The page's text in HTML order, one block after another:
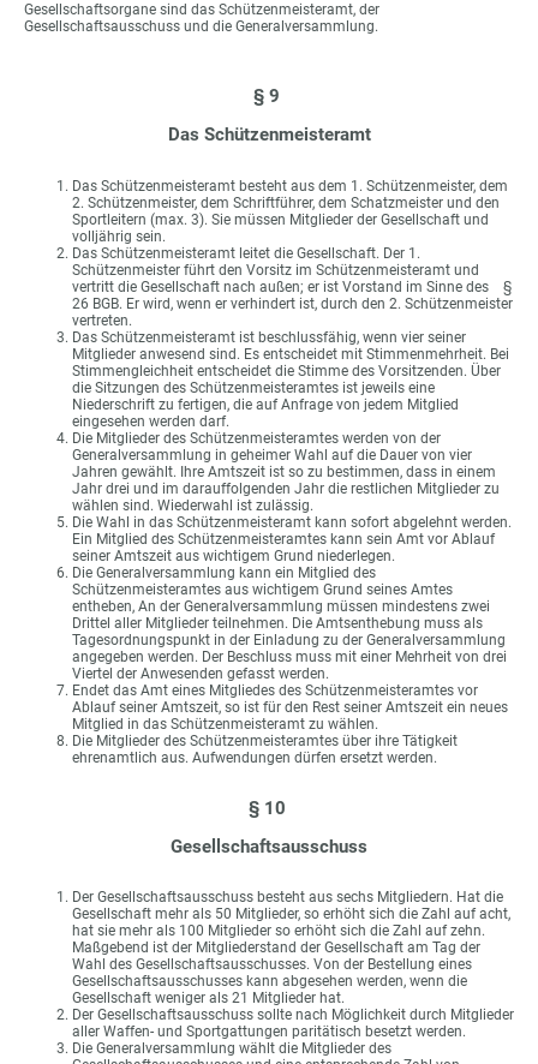
Gesellschaftsorgane sind das Schützenmeisteramt, der
Gesellschaftsausschuss und die Generalversammlung.
§ 9
Das Schützenmeisteramt
Das Schützenmeisteramt besteht aus dem 1. Schützenmeister, dem
2. Schützenmeister, dem Schriftführer, dem Schatzmeister und den
Sportleitern (max. 3). Sie müssen Mitglieder der Gesellschaft und
volljährig sein.
Das Schützenmeisteramt leitet die Gesellschaft. Der 1.
Schützenmeister führt den Vorsitz im Schützenmeisteramt und
vertritt die Gesellschaft nach außen; er ist Vorstand im Sinne des §
26 BGB. Er wird, wenn er verhindert ist, durch den 2. Schützenmeister
vertreten.
Das Schützenmeisteramt ist beschlussfähig, wenn vier seiner
Mitglieder anwesend sind. Es entscheidet mit Stimmenmehrheit. Bei
Stimmengleichheit entscheidet die Stimme des Vorsitzenden. Über
die Sitzungen des Schützenmeisteramtes ist jeweils eine
Niederschrift zu fertigen, die auf Anfrage von jedem Mitglied
eingesehen werden darf.
Die Mitglieder des Schützenmeisteramtes werden von der
Generalversammlung in geheimer Wahl auf die Dauer von vier
Jahren gewählt. Ihre Amtszeit ist so zu bestimmen, dass in einem
Jahr drei und im darauffolgenden Jahr die restlichen Mitglieder zu
wählen sind. Wiederwahl ist zulässig.
Die Wahl in das Schützenmeisteramt kann sofort abgelehnt werden.
Ein Mitglied des Schützenmeisteramtes kann sein Amt vor Ablauf
seiner Amtszeit aus wichtigem Grund niederlegen.
Die Generalversammlung kann ein Mitglied des
Schützenmeisteramtes aus wichtigem Grund seines Amtes
entheben, An der Generalversammlung müssen mindestens zwei
Drittel aller Mitglieder teilnehmen. Die Amtsenthebung muss als
Tagesordnungspunkt in der Einladung zu der Generalversammlung
angegeben werden. Der Beschluss muss mit einer Mehrheit von drei
Viertel der Anwesenden gefasst werden.
Endet das Amt eines Mitgliedes des Schützenmeisteramtes vor
Ablauf seiner Amtszeit, so ist für den Rest seiner Amtszeit ein neues
Mitglied in das Schützenmeisteramt zu wählen.
Die Mitglieder des Schützenmeisteramtes über ihre Tätigkeit
ehrenamtlich aus. Aufwendungen dürfen ersetzt werden.
§ 10
Gesellschaftsausschuss
Der Gesellschaftsausschuss besteht aus sechs Mitgliedern. Hat die
Gesellschaft mehr als 50 Mitglieder, so erhöht sich die Zahl auf acht,
hat sie mehr als 100 Mitglieder so erhöht sich die Zahl auf zehn.
Maßgebend ist der Mitgliederstand der Gesellschaft am Tag der
Wahl des Gesellschaftsausschusses. Von der Bestellung eines
Gesellschaftsausschusses kann abgesehen werden, wenn die
Gesellschaft weniger als 21 Mitglieder hat.
Der Gesellschaftsausschuss sollte nach Möglichkeit durch Mitglieder
aller Waffen- und Sportgattungen paritätisch besetzt werden.
Die Generalversammlung wählt die Mitglieder des